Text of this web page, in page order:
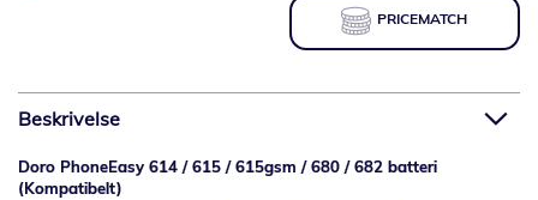
PRICEMATCH
Beskrivelse
Doro PhoneEasy 614 / 615 / 615gsm / 680 / 682 batteri
(Kompatibelt)